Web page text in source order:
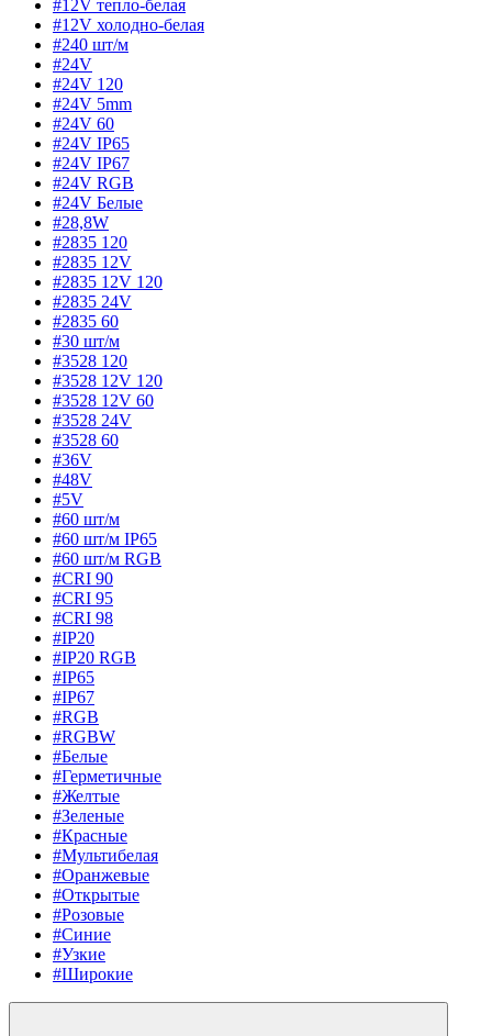
#12V тепло-белая
#12V холодно-белая
#240 шт/м
#24V
#24V 120
#24V 5mm
#24V 60
#24V IP65
#24V IP67
#24V RGB
#24V Белые
#28,8W
#2835 120
#2835 12V
#2835 12V 120
#2835 24V
#2835 60
#30 шт/м
#3528 120
#3528 12V 120
#3528 12V 60
#3528 24V
#3528 60
#36V
#48V
#5V
#60 шт/м
#60 шт/м IP65
#60 шт/м RGB
#CRI 90
#CRI 95
#CRI 98
#IP20
#IP20 RGB
#IP65
#IP67
#RGB
#RGBW
#Белые
#Герметичные
#Желтые
#Зеленые
#Красные
#Мультибелая
#Оранжевые
#Открытые
#Розовые
#Синие
#Узкие
#Широкие